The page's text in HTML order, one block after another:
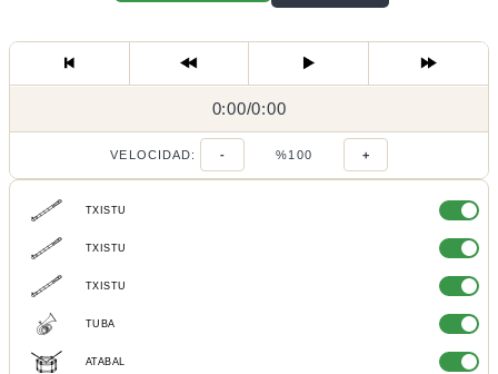
0:00/
0:00/0:00
VELOCIDAD: - %100 +
TXISTU
TXISTU
TXISTU
TUBA
ATABAL